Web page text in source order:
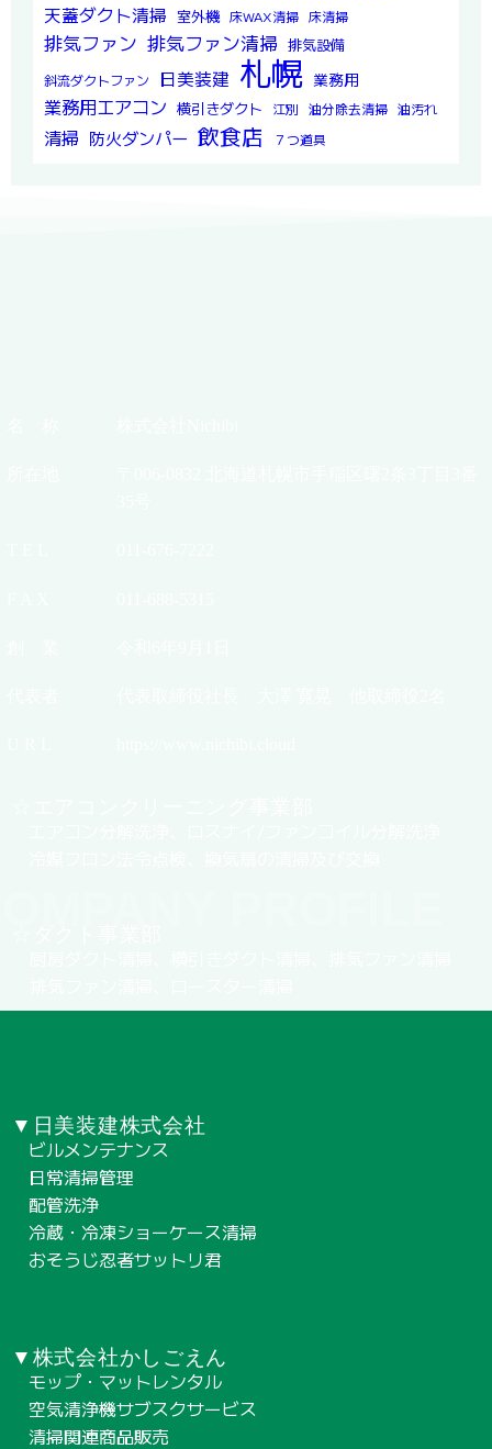
天蓋ダクト清掃 室外機 床WAX清掃 床清掃
排気ファン 排気ファン清掃 排気設備
斜流ダクトファン 日美装建 札幌 業務用
業務用エアコン 横引きダクト 江別 油分除去清掃 油汚れ
清掃 防火ダンパー 飲食店 ７つ道具
▼日美装建株式会社
ビルメンテナンス
日常清掃管理
配管洗浄
冷蔵・冷凍ショーケース清掃
おそうじ忍者サットリ君
▼株式会社かしごえん
モップ・マットレンタル
空気清浄機サブスクサービス
清掃関連商品販売